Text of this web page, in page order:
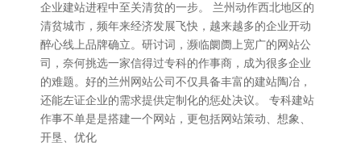
企业建站进程中至关清贫的一步。 兰州动作西北地区的
清贫城市，频年来经济发展飞快，越来越多的企业开动
醉心线上品牌确立。研讨词，濒临阛阓上宽广的网站公
司，奈何挑选一家信得过专科的作事商，成为很多企业
的难题。好的兰州网站公司不仅具备丰富的建站陶冶，
还能左证企业的需求提供定制化的惩处决议。 专科建站
作事不单是是搭建一个网站，更包括网站策动、想象、
开垦、优化